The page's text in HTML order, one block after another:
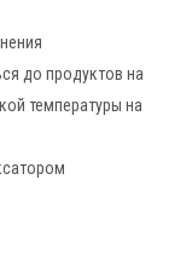
до продуктов на
температуры на